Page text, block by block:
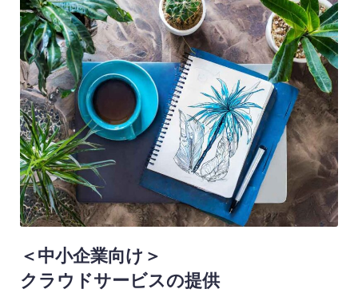
＜中小企業向け＞
クラウドサービスの提供